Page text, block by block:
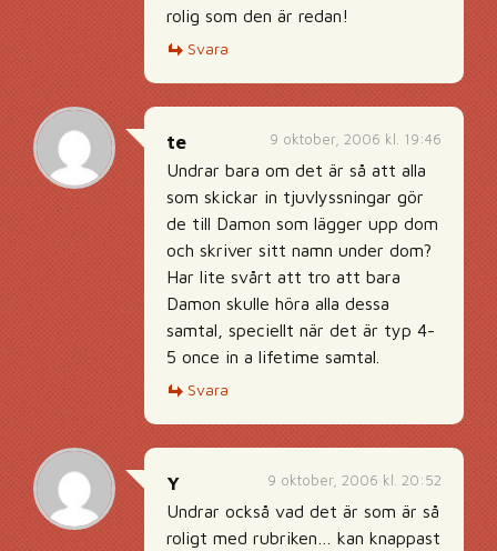
rolig som den är redan!
Svara
9 oktober, 2006 kl. 19:46
te
Undrar bara om det är så att alla
som skickar in tjuvlyssningar gör
de till Damon som lägger upp dom
och skriver sitt namn under dom?
Har lite svårt att tro att bara
Damon skulle höra alla dessa
samtal, speciellt när det är typ 4-
5 once in a lifetime samtal.
Svara
9 oktober, 2006 kl. 20:52
Y
Undrar också vad det är som är så
roligt med rubriken… kan knappast